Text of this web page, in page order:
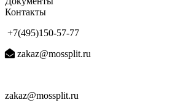
Контакты
+7(495)150-57-77
zakaz@mossplit.ru
zakaz@mossplit.ru